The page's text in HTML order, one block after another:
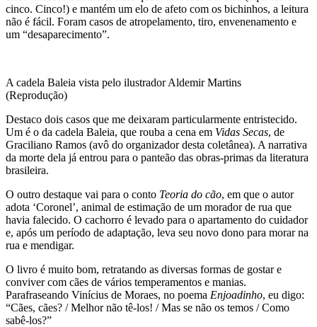
cinco. Cinco!) e mantém um elo de afeto com os bichinhos, a leitura
não é fácil. Foram casos de atropelamento, tiro, envenenamento e
um “desaparecimento”.
A cadela Baleia vista pelo ilustrador Aldemir Martins
(Reprodução)
Destaco dois casos que me deixaram particularmente entristecido.
Um é o da cadela Baleia, que rouba a cena em Vidas Secas, de
Graciliano Ramos (avô do organizador desta coletânea). A narrativa
da morte dela já entrou para o panteão das obras-primas da literatura
brasileira.
O outro destaque vai para o conto Teoria do cão, em que o autor
adota ‘Coronel’, animal de estimação de um morador de rua que
havia falecido. O cachorro é levado para o apartamento do cuidador
e, após um período de adaptação, leva seu novo dono para morar na
rua e mendigar.
O livro é muito bom, retratando as diversas formas de gostar e
conviver com cães de vários temperamentos e manias.
Parafraseando Vinícius de Moraes, no poema Enjoadinho, eu digo:
“Cães, cães? / Melhor não tê-los! / Mas se não os temos / Como
sabê-los?”